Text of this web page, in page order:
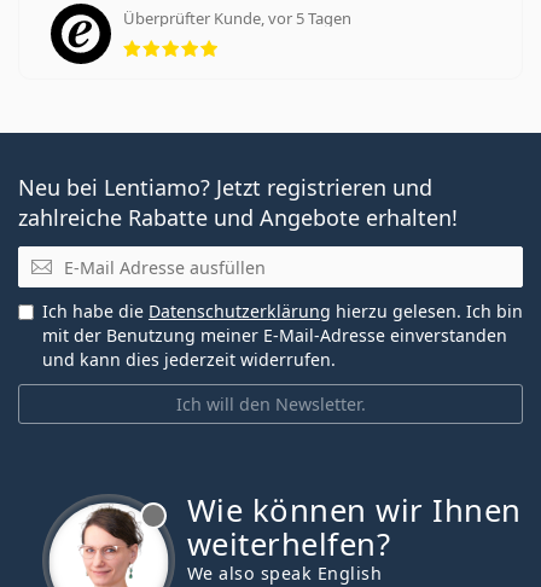
Überprüfter Kunde, vor 5 Tagen
Bewertung 5 aus 5
Neu bei Lentiamo? Jetzt registrieren und
zahlreiche Rabatte und Angebote erhalten!
E-Mail
Ich will den Newsletter.
Ich habe die Datenschutzerklärung hierzu gelesen. Ich bin
mit der Benutzung meiner E-Mail-Adresse einverstanden
und kann dies jederzeit widerrufen.
Wie können wir Ihnen
weiterhelfen?
We also speak English